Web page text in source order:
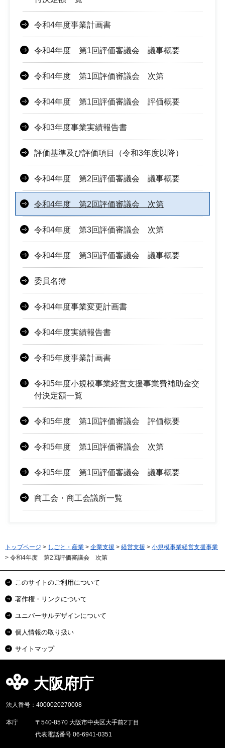
令和4年度事業計画書
令和4年度 第1回評価審議会 議事概要
令和4年度 第1回評価審議会 次第
令和4年度 第1回評価審議会 評価概要
令和3年度事業実績報告書
評価基準及び評価項目（令和3年度以降）
令和4年度 第2回評価審議会 議事概要
令和4年度 第2回評価審議会 次第
令和4年度 第3回評価審議会 次第
令和4年度 第3回評価審議会 議事概要
委員名簿
令和4年度事業変更計画書
令和4年度実績報告書
令和5年度事業計画書
令和5年度小規模事業経営支援事業費補助金交
付決定額一覧
令和5年度 第1回評価審議会 評価概要
令和5年度 第1回評価審議会 次第
令和5年度 第1回評価審議会 議事概要
商工会・商工会議所一覧
トップページ > しごと・産業 > 企業支援 > 経営支援 > 小規模事業経営支援事業
> 令和4年度 第2回評価審議会 次第
このサイトのご利用について
著作権・リンクについて
ユニバーサルデザインについて
個人情報の取り扱い
サイトマップ
大阪府庁
法人番号：4000020270008
本庁
〒540-8570 大阪市中央区大手前2丁目
代表電話番号 06-6941-0351